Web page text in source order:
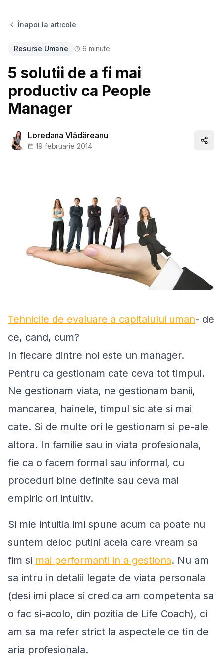
Înapoi la articole
Resurse Umane 6 minute
5 solutii de a fi mai
productiv ca People
Manager
Loredana Vlădăreanu
19 februarie 2014
Tehnicile de evaluare a capitalului uman- de
ce, cand, cum?
In fiecare dintre noi este un manager.
Pentru ca gestionam cate ceva tot timpul.
Ne gestionam viata, ne gestionam banii,
mancarea, hainele, timpul sic ate si mai
cate. Si de multe ori le gestionam si pe-ale
altora. In familie sau in viata profesionala,
fie ca o facem formal sau informal, cu
proceduri bine definite sau ceva mai
empiric ori intuitiv.
Si mie intuitia imi spune acum ca poate nu
suntem deloc putini aceia care vream sa
fim si mai performanti in a gestiona. Nu am
sa intru in detalii legate de viata personala
(desi imi place si cred ca am competenta sa
o fac si-acolo, din pozitia de Life Coach), ci
am sa ma refer strict la aspectele ce tin de
aria profesionala.